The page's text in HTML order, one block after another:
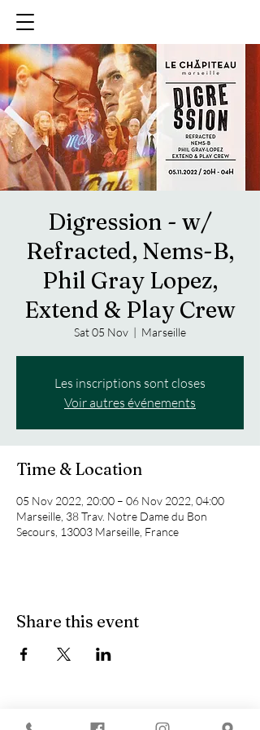
Digression - w/
Refracted, Nems-B,
Phil Gray Lopez,
Extend & Play Crew
Sat 05 Nov
  |
Marseille
Les inscriptions sont closes
Voir autres événements
Time & Location
05 Nov 2022, 20:00 – 06 Nov 2022, 04:00
Marseille, 38 Trav. Notre Dame du Bon
Secours, 13003 Marseille, France
Share this event